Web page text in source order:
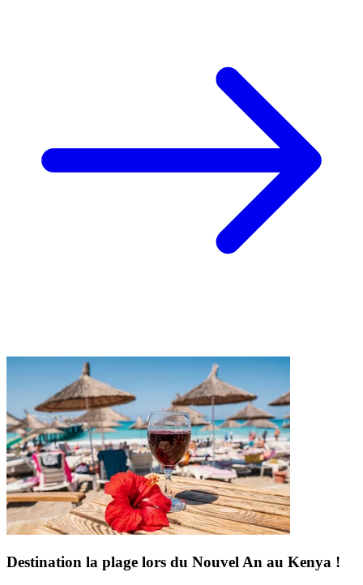
Destination la plage lors du Nouvel An au Kenya !